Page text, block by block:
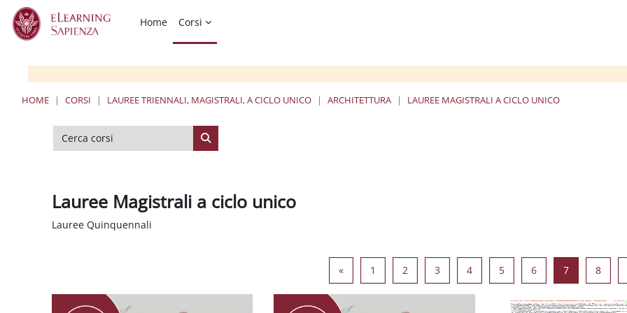
Vai al contenuto principale
Home
Corsi
HOME CORSI LAUREE TRIENNALI, MAGISTRALI, A CICLO UNICO ARCHITETTURA LAUREE MAGISTRALI A CICLO UNICO
Cerca corsi
Cerca corsi
Lauree Magistrali a ciclo unico
Lauree Quinquennali
«Pagina precedente
1 Pagina 1
2Pagina 2
3Pagina 3
4Pagina 4
5Pagina 5
6Pagina 6
7Pagina 7
8